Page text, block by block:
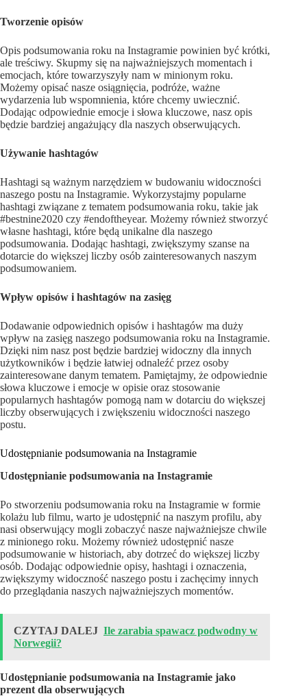
Tworzenie opisów
Opis podsumowania roku na Instagramie powinien być krótki,
ale treściwy. Skupmy się na najważniejszych momentach i
emocjach, które towarzyszyły nam w minionym roku.
Możemy opisać nasze osiągnięcia, podróże, ważne
wydarzenia lub wspomnienia, które chcemy uwiecznić.
Dodając odpowiednie emocje i słowa kluczowe, nasz opis
będzie bardziej angażujący dla naszych obserwujących.
Używanie hashtagów
Hashtagi są ważnym narzędziem w budowaniu widoczności
naszego postu na Instagramie. Wykorzystajmy popularne
hashtagi związane z tematem podsumowania roku, takie jak
#bestnine2020 czy #endoftheyear. Możemy również stworzyć
własne hashtagi, które będą unikalne dla naszego
podsumowania. Dodając hashtagi, zwiększymy szanse na
dotarcie do większej liczby osób zainteresowanych naszym
podsumowaniem.
Wpływ opisów i hashtagów na zasięg
Dodawanie odpowiednich opisów i hashtagów ma duży
wpływ na zasięg naszego podsumowania roku na Instagramie.
Dzięki nim nasz post będzie bardziej widoczny dla innych
użytkowników i będzie łatwiej odnaleźć przez osoby
zainteresowane danym tematem. Pamiętajmy, że odpowiednie
słowa kluczowe i emocje w opisie oraz stosowanie
popularnych hashtagów pomogą nam w dotarciu do większej
liczby obserwujących i zwiększeniu widoczności naszego
postu.
Udostępnianie podsumowania na Instagramie
Udostępnianie podsumowania na Instagramie
Po stworzeniu podsumowania roku na Instagramie w formie
kolażu lub filmu, warto je udostępnić na naszym profilu, aby
nasi obserwujący mogli zobaczyć nasze najważniejsze chwile
z minionego roku. Możemy również udostępnić nasze
podsumowanie w historiach, aby dotrzeć do większej liczby
osób. Dodając odpowiednie opisy, hashtagi i oznaczenia,
zwiększymy widoczność naszego postu i zachęcimy innych
do przeglądania naszych najważniejszych momentów.
CZYTAJ DALEJ Ile zarabia spawacz podwodny w
Norwegii?
Udostępnianie podsumowania na Instagramie jako
prezent dla obserwujących